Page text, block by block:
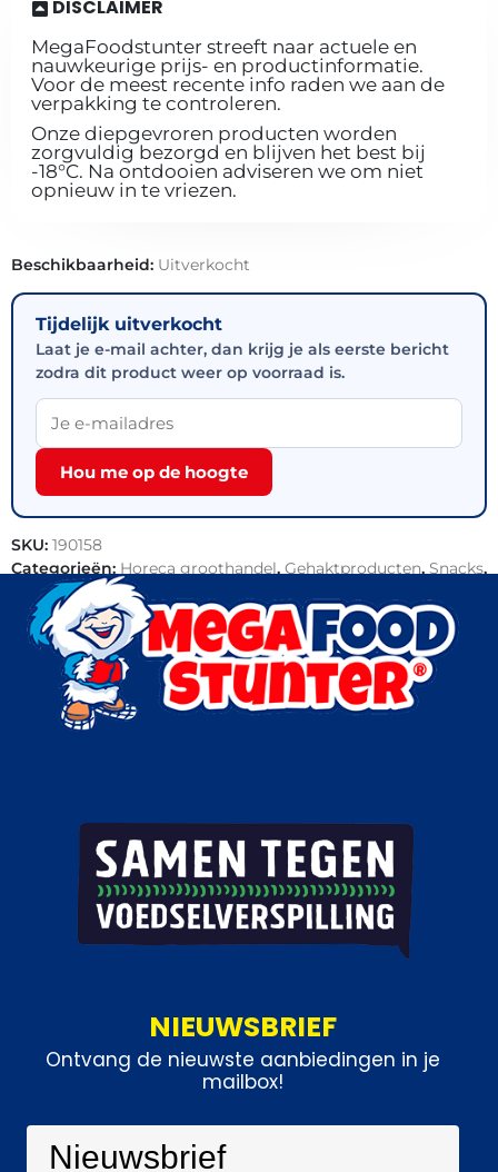
DISCLAIMER
MegaFoodstunter streeft naar actuele en
nauwkeurige prijs- en productinformatie.
Voor de meest recente info raden we aan de
verpakking te controleren.
Onze diepgevroren producten worden
zorgvuldig bezorgd en blijven het best bij
-18°C. Na ontdooien adviseren we om niet
opnieuw in te vriezen.
Beschikbaarheid: Uitverkocht
Tijdelijk uitverkocht
Laat je e-mail achter, dan krijg je als eerste bericht
zodra dit product weer op voorraad is.
Hou me op de hoogte
SKU: 190158
Categorieën: Horeca groothandel, Gehaktproducten, Snacks,
Vlees
NIEUWSBRIEF
Ontvang de nieuwste aanbiedingen in je
mailbox!
Nieuwsbrief